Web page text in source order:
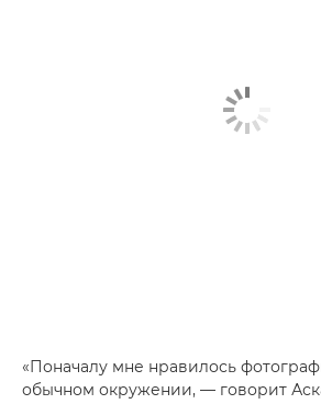
«Поначалу мне нравилось
обычном окружении, — говорит